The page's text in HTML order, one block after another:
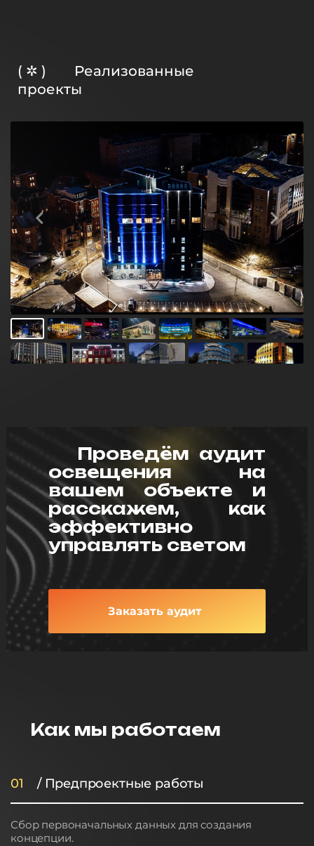
( ✲ ) Реализованные
проекты
Проведём аудит
освещения на
вашем объекте и
расскажем, как
эффективно
управлять светом
Заказать аудит
Как мы работаем
01 / Предпроектные работы
Сбор первоначальных данных для создания
концепции.